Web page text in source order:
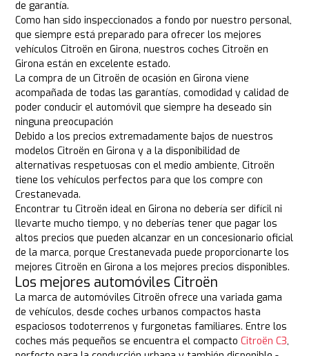
de garantía.
Como han sido inspeccionados a fondo por nuestro personal,
que siempre está preparado para ofrecer los mejores
vehículos Citroën en Girona, nuestros coches Citroën en
Girona están en excelente estado.
La compra de un Citroën de ocasión en Girona viene
acompañada de todas las garantías, comodidad y calidad de
poder conducir el automóvil que siempre ha deseado sin
ninguna preocupación
Debido a los precios extremadamente bajos de nuestros
modelos Citroën en Girona y a la disponibilidad de
alternativas respetuosas con el medio ambiente, Citroën
tiene los vehículos perfectos para que los compre con
Crestanevada.
Encontrar tu Citroën ideal en Girona no debería ser difícil ni
llevarte mucho tiempo, y no deberías tener que pagar los
altos precios que pueden alcanzar en un concesionario oficial
de la marca, porque Crestanevada puede proporcionarte los
mejores Citroën en Girona a los mejores precios disponibles.
Los mejores automóviles Citroën
La marca de automóviles Citroën ofrece una variada gama
de vehículos, desde coches urbanos compactos hasta
espaciosos todoterrenos y furgonetas familiares. Entre los
coches más pequeños se encuentra el compactoCitroën C3,